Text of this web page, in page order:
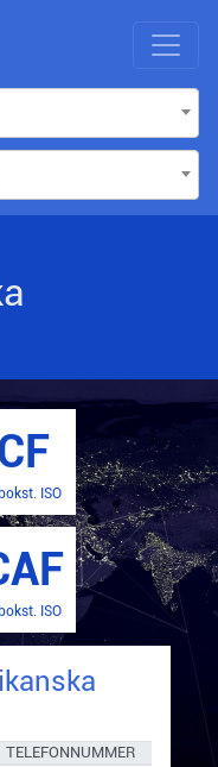
ISO
ISO
TELEFONNUMMER